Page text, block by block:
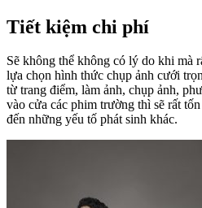
Tiết kiệm chi phí
Sẽ không thể không có lý do khi mà
lựa chọn hình thức chụp ảnh cưới
từ trang điểm, làm ảnh, chụp ảnh,
vào cửa các phim trường thì sẽ rất
đến những yếu tố phát sinh khác.